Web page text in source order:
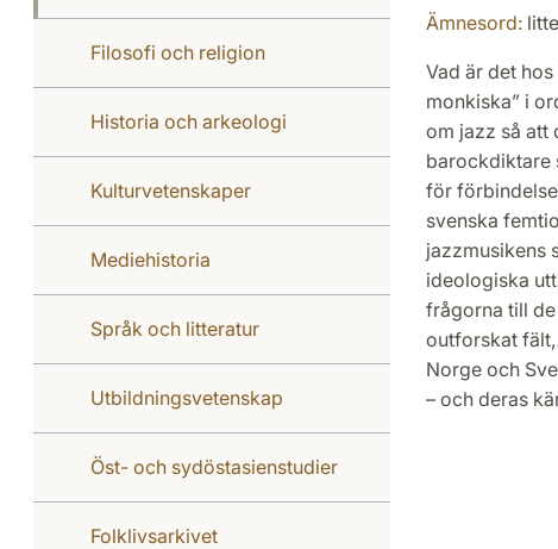
Filosofi och religion
Historia och arkeologi
Kulturvetenskaper
Mediehistoria
Språk och litteratur
Utbildningsvetenskap
Öst- och sydöstasienstudier
Folklivsarkivet
Ämnesord:
Vad är det
monkiska” i
om jazz så att
barockdiktare
för
svenska
jazzmusikens
ideologiska
frågorna till
outforskat
Norge och
– och deras